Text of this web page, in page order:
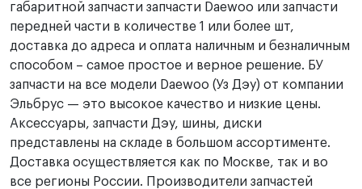
габаритной запчасти запчасти Daewoo или запчасти
передней части в количестве 1 или более шт,
доставка до адреса и оплата наличным и безналичным
способом – самое простое и верное решение. БУ
запчасти на все модели Daewoo (Уз Дэу) от компании
Эльбрус — это высокое качество и низкие цены.
Аксессуары, запчасти Дэу, шины, диски
представлены на складе в большом ассортименте.
Доставка осуществляется как по Москве, так и во
все регионы России. Производители запчастей